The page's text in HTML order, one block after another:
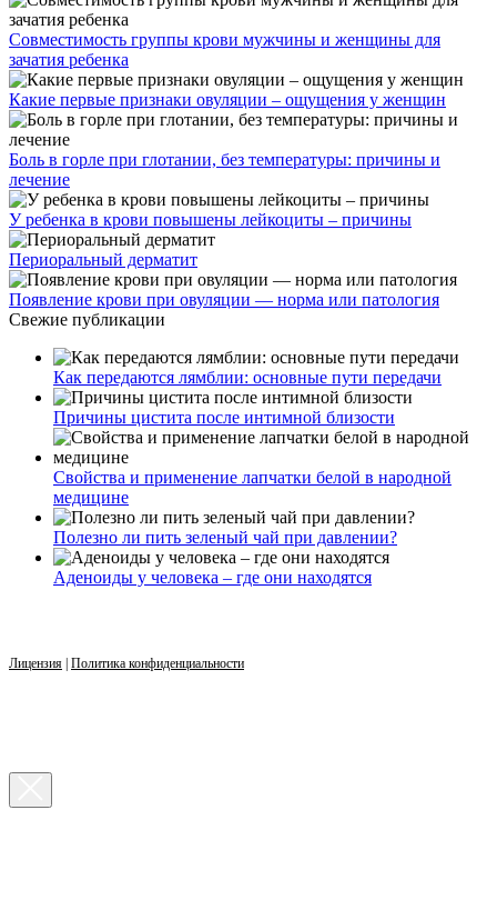
Совместимость группы крови мужчины и женщины для
зачатия ребенка
Какие первые признаки овуляции – ощущения у женщин
Боль в горле при глотании, без температуры: причины и
лечение
У ребенка в крови повышены лейкоциты – причины
Периоральный дерматит
Появление крови при овуляции — норма или патология
Свежие публикации
Как передаются лямблии: основные пути передачи
Причины цистита после интимной близости
Свойства и применение лапчатки белой в народной
медицине
Полезно ли пить зеленый чай при давлении?
Аденоиды у человека – где они находятся
Лицензия | Политика конфиденциальности